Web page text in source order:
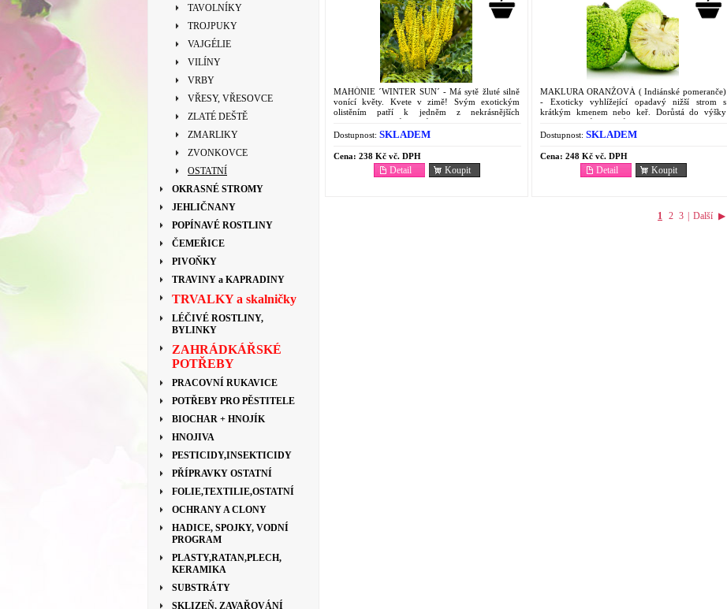
TAVOLNÍKY
TROJPUKY
VAJGÉLIE
VILÍNY
VRBY
VŘESY, VŘESOVCE
ZLATÉ DEŠTĚ
ZMARLIKY
ZVONKOVCE
OSTATNÍ
OKRASNÉ STROMY
JEHLIČNANY
POPÍNAVÉ ROSTLINY
ČEMEŘICE
PIVOŇKY
TRAVINY a KAPRADINY
TRVALKY a skalničky
LÉČIVÉ ROSTLINY,
BYLINKY
ZAHRÁDKÁŘSKÉ
POTŘEBY
PRACOVNÍ RUKAVICE
POTŘEBY PRO PĚSTITELE
BIOCHAR + HNOJÍK
HNOJIVA
PESTICIDY,INSEKTICIDY
PŘÍPRAVKY OSTATNÍ
FOLIE,TEXTILIE,OSTATNÍ
OCHRANY A CLONY
HADICE, SPOJKY, VODNÍ
PROGRAM
PLASTY,RATAN,PLECH,
KERAMIKA
SUBSTRÁTY
SKLIZEŇ, ZAVAŘOVÁNÍ
MAHÓNIE ´WINTER SUN´ - Má sytě žluté silně
vonící květy. Kvete v zimě! Svým exotickým
olistěním patří k jedněm z nekrásnějších
stálezelených keřů. Dorůstá do výšky 2-3 m a
vytváří vzpřímeně...
Dostupnost: SKLADEM
Cena: 238 Kč vč. DPH
Koupit
Detail
MAKLURA ORANŽOVÁ ( Indiánské pomeranče)
- Exoticky vyhlížející opadavý nižší strom s
krátkým kmenem nebo keř. Dorůstá do výšky
kolem 6 metrů. Jeho původ je v Severní Americe a
už od 19. století je i v ČR...
Dostupnost: SKLADEM
Cena: 248 Kč vč. DPH
Koupit
Detail
1 2 3 | Další ▶